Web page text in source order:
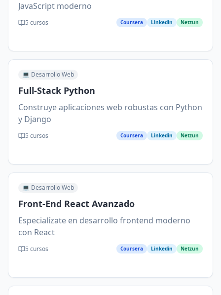
JavaScript moderno
5 cursos Coursera Linkedin Netzun
💻 Desarrollo Web
Full-Stack Python
Construye aplicaciones web robustas con Python
y Django
5 cursos Coursera Linkedin Netzun
💻 Desarrollo Web
Front-End React Avanzado
Especialízate en desarrollo frontend moderno
con React
5 cursos Coursera Linkedin Netzun